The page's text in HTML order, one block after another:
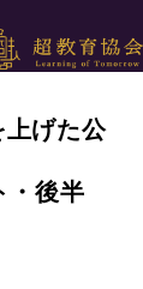
上げた公
・後半